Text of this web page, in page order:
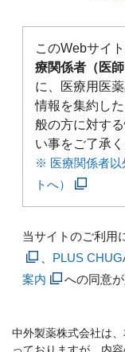
このWebサイト
療関係者（医
に、医療用医
情報を集約し
般の方に対す
い事をご了承く
※ 医療関係者以
トへ）
当サイトのご利用
PLUS
案内
への同意が
中外製薬株式会社は
っておりますが、内